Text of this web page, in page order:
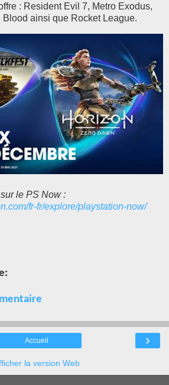
: Resident Evil 7, Metro Exodus,
ainsi que Rocket League.
le PS Now :
fr-fr/explore/playstation-now/
›
Accueil
la version Web